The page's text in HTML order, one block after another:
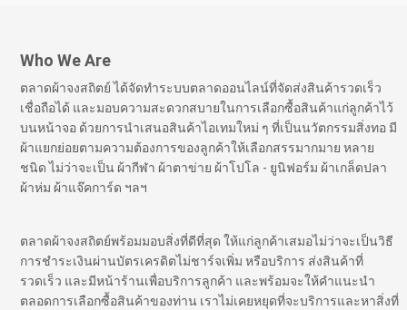
Who We Are
ตลาดผ้าจงสถิตย์ ได้จัดทำระบบตลาดออนไลน์ที่จัดส่งสินค้ารวดเร็ว
เชื่อถือได้ และมอบความสะดวกสบายในการเลือกซื้อสินค้าแก่ลูกค้าไว้
บนหน้าจอ ด้วยการนำเสนอสินค้าไอเทมใหม่ ๆ ที่เป็นนวัตกรรมสิ่งทอ มี
ผ้าแยกย่อยตามความต้องการของลูกค้าให้เลือกสรรมากมาย หลาย
ชนิด ไม่ว่าจะเป็น ผ้ากีฬา ผ้าตาข่าย ผ้าโปโล - ยูนิฟอร์ม ผ้าเกล็ดปลา
ผ้าห่ม ผ้าแจ๊คการ์ด ฯลฯ
ตลาดผ้าจงสถิตย์พร้อมมอบสิ่งที่ดีที่สุด ให้แก่ลูกค้าเสมอไม่ว่าจะเป็นวิธี
การชำระเงินผ่านบัตรเครดิตไม่ชาร์จเพิ่ม หรือบริการ ส่งสินค้าที่
รวดเร็ว และมีหน้าร้านเพื่อบริการลูกค้า และพร้อมจะให้คำแนะนำ
ตลอดการเลือกซื้อสินค้าของท่าน เราไม่เคยหยุดที่จะบริการและหาสิ่งที่